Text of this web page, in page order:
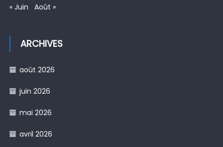
« Juin Août »
ARCHIVES
août 2026
juin 2026
mai 2026
avril 2026